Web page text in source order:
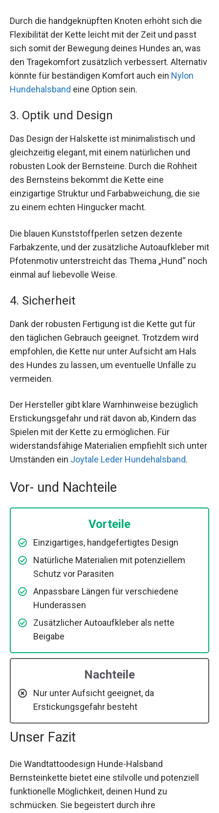
Durch die handgeknüpften Knoten erhöht sich die
Flexibilität der Kette leicht mit der Zeit und passt
sich somit der Bewegung deines Hundes an, was
den Tragekomfort zusätzlich verbessert. Alternativ
könnte für beständigen Komfort auch ein Nylon
Hundehalsband eine Option sein.
3. Optik und Design
Das Design der Halskette ist minimalistisch und
gleichzeitig elegant, mit einem natürlichen und
robusten Look der Bernsteine. Durch die Rohheit
des Bernsteins bekommt die Kette eine
einzigartige Struktur und Farbabweichung, die sie
zu einem echten Hingucker macht.
Die blauen Kunststoffperlen setzen dezente
Farbakzente, und der zusätzliche Autoaufkleber mit
Pfotenmotiv unterstreicht das Thema „Hund“ noch
einmal auf liebevolle Weise.
4. Sicherheit
Dank der robusten Fertigung ist die Kette gut für
den täglichen Gebrauch geeignet. Trotzdem wird
empfohlen, die Kette nur unter Aufsicht am Hals
des Hundes zu lassen, um eventuelle Unfälle zu
vermeiden.
Der Hersteller gibt klare Warnhinweise bezüglich
Erstickungsgefahr und rät davon ab, Kindern das
Spielen mit der Kette zu ermöglichen. Für
widerstandsfähige Materialien empfiehlt sich unter
Umständen ein Joytale Leder Hundehalsband.
Vor- und Nachteile
Vorteile
Einzigartiges, handgefertigtes Design
Natürliche Materialien mit potenziellem
Schutz vor Parasiten
Anpassbare Längen für verschiedene
Hunderassen
Zusätzlicher Autoaufkleber als nette
Beigabe
Nachteile
Nur unter Aufsicht geeignet, da
Erstickungsgefahr besteht
Unser Fazit
Die Wandtattoodesign Hunde-Halsband
Bernsteinkette bietet eine stilvolle und potenziell
funktionelle Möglichkeit, deinen Hund zu
schmücken. Sie begeistert durch ihre